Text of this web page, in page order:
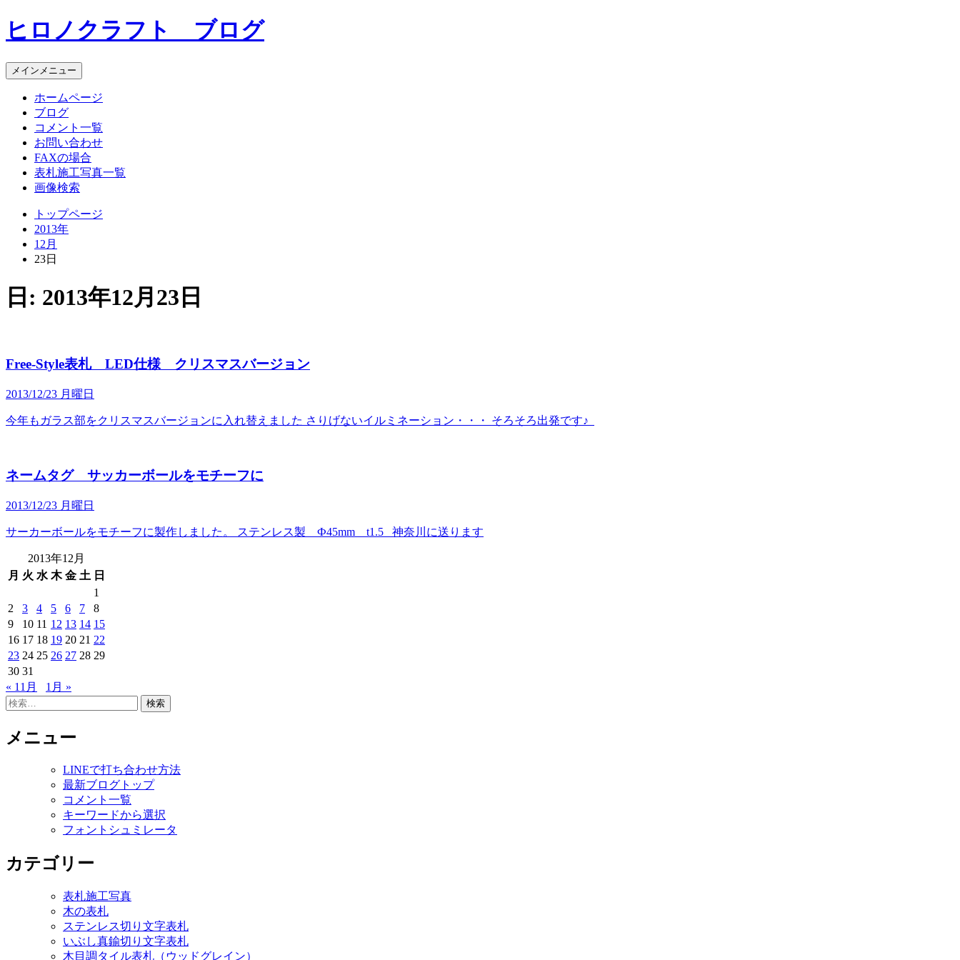
コ
ン
ン
ツ
ヒロノクラフト ブログ
メインメニュー
ホームページ
ブログ
コメント一覧
お問い合わせ
FAXの場合
表札施工写真一覧
画像検索
トップページ
2013年
12月
23日
日: 2013年12月23日
Free-Style表札 LED仕様 クリスマスバージョン
2013/12/23 月曜日
今年もガラス部をクリスマスバージョンに入れ替えました さりげないイルミネーション・・・ そろそろ出発です♪
ネームタグ サッカーボールをモチーフに
2013/12/23 月曜日
サーカーボールをモチーフに製作しました。 ステンレス製 Ф45mm t1.5 神奈川に送ります
2013年12月
月 火 水 木 金 土 日
1
2
3 4 5 6 7
8
9
10 11 12 13 14 15
16 17 18 19 20 21 22
23 24 25 26 27 28 29
30 31
« 11月
1月 »
検
メニュー
LINEで打ち合わせ方法
最新ブログトップ
コメント一覧
キーワードから選択
フォントシュミレータ
カテゴリー
表札施工写真
木の表札
ステンレス切り文字表札
いぶし真鍮切り文字表札
木目調タイル表札（ウッドグレイン）